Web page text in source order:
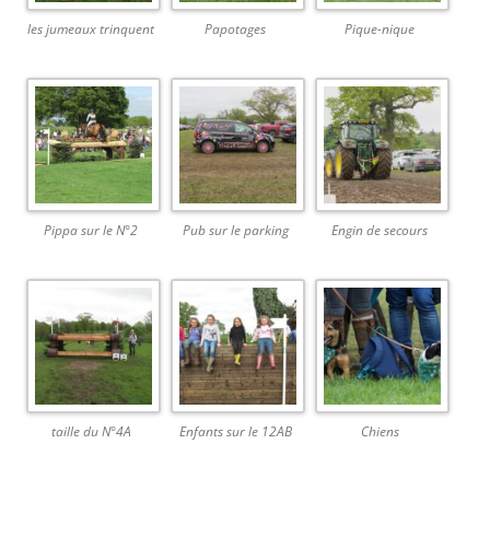
les jumeaux trinquent Papotages Pique-nique
Pippa sur le N°2 Pub sur le parking Engin de secours
taille du N°4A Enfants sur le 12AB Chiens